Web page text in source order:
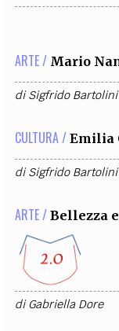
ARTE / Mario
diSigfrido Bartolini
CULTURA / Emilia
diSigfrido Bartolini
ARTE / Bellezza
diGabriella Dore